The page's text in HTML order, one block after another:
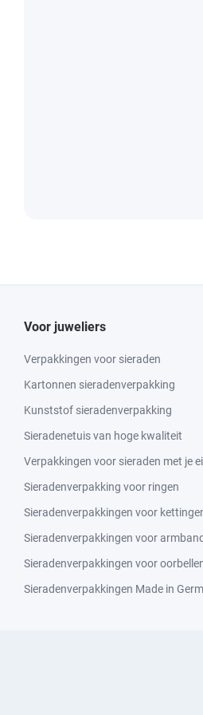
Voor juweliers
Verpakkingen voor sieraden
Kartonnen sieradenverpakking
Kunststof sieradenverpakking
Sieradenetuis van hoge kwaliteit
Verpakkingen voor sieraden met je
Sieradenverpakking voor ringen
Sieradenverpakkingen voor
Sieradenverpakkingen voor
Sieradenverpakkingen voor
Sieradenverpakkingen Made in